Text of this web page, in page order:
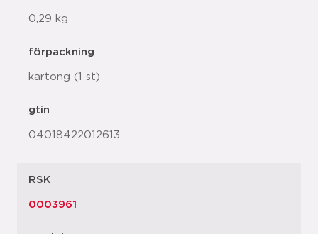
0,29 kg
förpackning
kartong (1 st)
gtin
04018422012613
RSK
0003961